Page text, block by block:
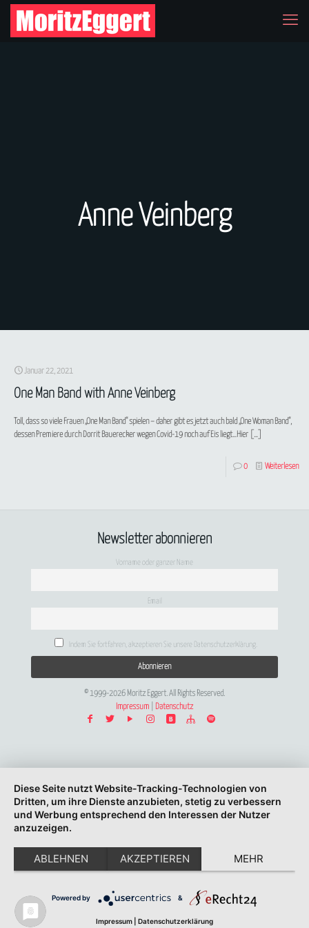
Anne Veinberg
Januar 22, 2021
One Man Band with Anne Veinberg
Toll, dass so viele Frauen „One Man Band“ spielen – daher gibt es jetzt auch bald „One Woman Band“,
dessen Premiere durch Dorrit Bauerecker wegen Covid-19 noch auf Eis liegt…Hier […]
0 Weiterlesen
Newsletter abonnieren
Vorname oder ganzer Name
Email
Indem Sie fortfahren, akzeptieren Sie unsere Datenschutzerklärung.
© 1999-2026 Moritz Eggert. All Rights Reserved.
Impressum
Datenschutz
Diese Seite nutzt Website-Tracking-Technologien von
Dritten, um ihre Dienste anzubieten, stetig zu verbessern
und Werbung entsprechend den Interessen der Nutzer
anzuzeigen.
ABLEHNEN AKZEPTIEREN MEHR
Powered by &
Impressum Datenschutzerklärung